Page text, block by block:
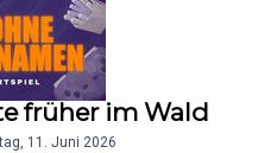
früher im Wald
11. Juni 2026